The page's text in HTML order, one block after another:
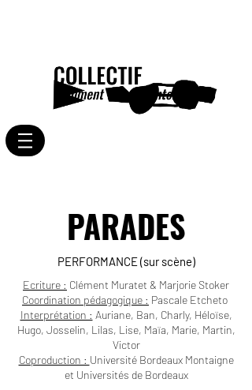
PARADES
PERFORMANCE (sur scène)
Ecriture : Clément Muratet & Marjorie Stoker
Coordination pédagogique : Pascale Etcheto
Interprétation : Auriane, Ban, Charly, Héloïse,
Hugo, Josselin, Lilas, Lise, Maïa, Marie, Martin,
Victor
Coproduction : Université Bordeaux Montaigne
et Universités de Bordeaux